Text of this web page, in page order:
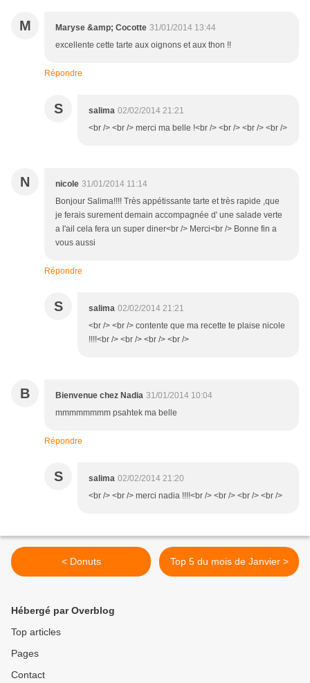
M Maryse &amp; Cocotte 31/01/2014 13:44
excellente cette tarte aux oignons et aux thon !!
Répondre
S salima 02/02/2014 21:21
<br /> <br /> merci ma belle !<br /> <br /> <br /> <br />
N nicole 31/01/2014 11:14
Bonjour Salima!!!! Très appétissante tarte et très rapide ,que
je ferais surement demain accompagnée d' une salade verte
a l'ail cela fera un super diner<br /> Merci<br /> Bonne fin a
vous aussi
Répondre
S salima 02/02/2014 21:21
<br /> <br /> contente que ma recette te plaise nicole
!!!!<br /> <br /> <br /> <br />
B Bienvenue chez Nadia 31/01/2014 10:04
mmmmmmmm psahtek ma belle
Répondre
S salima 02/02/2014 21:20
<br /> <br /> merci nadia !!!!<br /> <br /> <br /> <br />
< Donuts Top 5 du mois de Janvier >
Hébergé par Overblog
Top articles
Pages
Contact